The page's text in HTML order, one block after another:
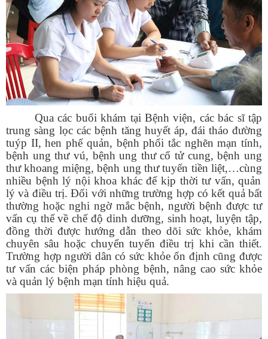
Qua các buổi khám tại Bệnh viện, các bác sĩ tập
trungsàng lọc các bệnh tăng huyết áp, đái tháo đường
tuýp II, hen phế quản, bệnh phổi tắc nghẽn mạn tính,
bệnh ung thư vú, bệnh ung thư cổ tử cung, bệnh ung
thư khoang miệng, bệnh ung thư tuyến tiền liệt,…cùng
nhiều bệnh lý nội khoa khác để kịp thời tư vấn, quản
lý và điều trị. Đối với những trường hợp có kết quả bất
thường hoặc nghi ngờ mắc bệnh, người bệnh được tư
vấn cụ thể về chế độ dinh dưỡng, sinh hoạt, luyện tập,
đồng thời được hướng dẫn theo dõi sức khỏe, khám
chuyên sâu hoặc chuyển tuyến điều trị khi cần thiết.
Trường hợp người dân có sức khỏe ổn định cũng được
tư vấn các biện pháp phòng bệnh, nâng cao sức khỏe
và quản lý bệnh mạn tính hiệu quả.